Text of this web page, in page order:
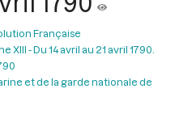
Française
XIII - Du 14 avril au 21 avril 1790.
et de la garde nationale de